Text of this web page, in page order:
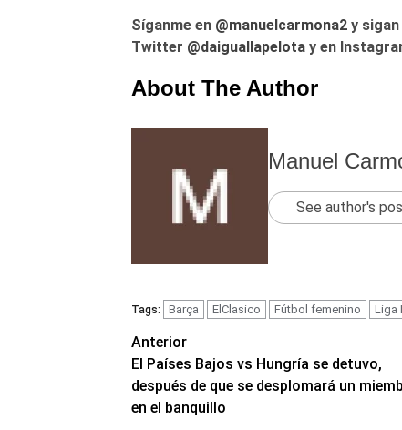
Síganme en @manuelcarmona2y sigan
Twitter @daiguallapelotay en
About The Author
Manuel
See author's
Tags: Barça ElClasico Fútbol femenino Liga
Navegación
de
entradas
Anterior
El Países Bajos vs Hungría se detuvo,
después de que se desplomará un
en el banquillo